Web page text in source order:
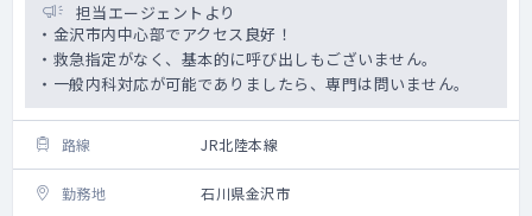
担当エージェントより
・金沢市内中心部でアクセス良好！
・救急指定がなく、基本的に呼び出しもございません。
・一般内科対応が可能でありましたら、専門は問いません。
路線 JR北陸本線
勤務地 石川県金沢市